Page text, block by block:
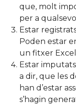
que, molt
per a
Estar
Poden estar
un fitxer
Estar
a dir, que les
han d’estar
s’hagin